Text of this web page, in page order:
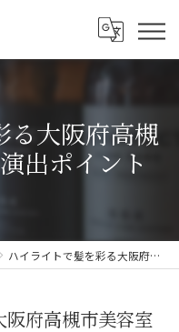
る大阪府高槻
出ポイント
ハイライトで髪を彩る大阪府高槻市美容室の立体感演出ポイント
阪府高槻市美容室